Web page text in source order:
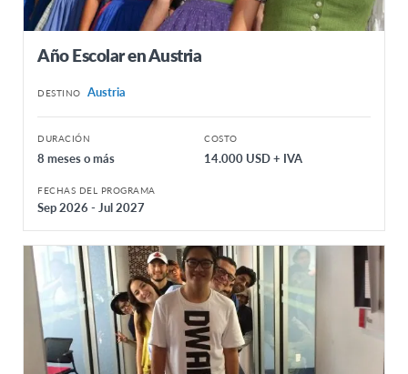
Año Escolar en Austria
DESTINO Austria
DURACIÓN
8 meses o más
COSTO
14.000 USD + IVA
FECHAS DEL PROGRAMA
Sep 2026 - Jul 2027